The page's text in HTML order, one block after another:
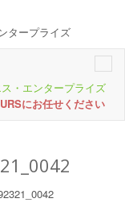
タープライズ
にお任せください